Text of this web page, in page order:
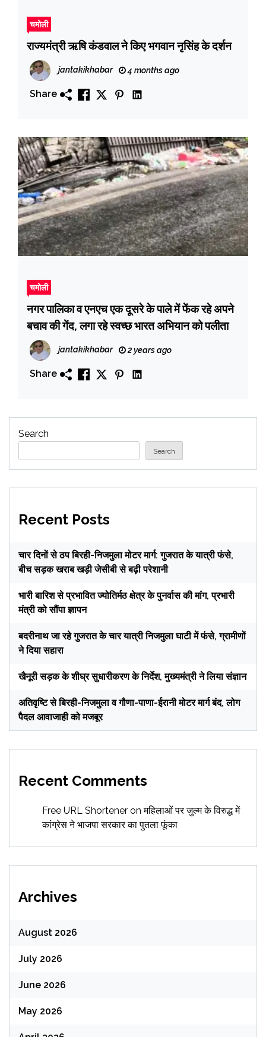
चमोली
राज्यमंत्री ऋषि कंडवाल ने किए भगवान नृसिंह के दर्शन
jantakikhabar 4 months ago
Share
चमोली
नगर पालिका व एनएच एक दूसरे के पाले में फेंक रहे अपने
बचाव की गेंद, लगा रहे स्वच्छ भारत अभियान को पलीता
jantakikhabar 2 years ago
Share
Search
Search
Recent Posts
चार दिनों से ठप बिरही-निजमुला मोटर मार्ग: गुजरात के यात्री फंसे,
बीच सड़क खराब खड़ी जेसीबी से बढ़ी परेशानी
भारी बारिश से प्रभावित ज्योतिर्मठ क्षेत्र के पुनर्वास की मांग, प्रभारी
मंत्री को सौंपा ज्ञापन
बदरीनाथ जा रहे गुजरात के चार यात्री निजमुला घाटी में फंसे, ग्रामीणों
ने दिया सहारा
खैनूरी सड़क के शीघ्र सुधारीकरण के निर्देश, मुख्यमंत्री ने लिया संज्ञान
अतिवृष्टि से बिरही-निजमुला व गौणा-पाणा-ईरानी मोटर मार्ग बंद, लोग
पैदल आवाजाही को मजबूर
Recent Comments
Free URL Shortener onमहिलाओं पर जुल्म के विरुद्ध में
कांग्रेस ने भाजपा सरकार का पुतला फूंका
Archives
August 2026
July 2026
June 2026
May 2026